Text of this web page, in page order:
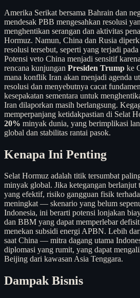
Amerika Serikat bersama Bahrain dan
mendesak PBB mengesahkan resolusi
menghentikan serangan dan aktivitas
Hormuz. Namun, China dan Rusia
resolusi tersebut, seperti yang terjadi
Potensi veto China menjadi sensitif
rencana kunjungan Presiden Trump ke
mana konflik Iran akan menjadi agenda
resolusi dan menyebutnya cacat
kesepakatan sementara untuk
Iran dilaporkan masih berlangsung.
memperpanjang ketidakpastian di Selat
20% minyak dunia, yang berimplikasi
global dan stabilitas rantai pasok.
Kenapa Ini Penting
Selat Hormuz adalah titik tersumbat
minyak global. Jika ketegangan berlanjut
yang efektif, risiko gangguan fisik
meningkat — skenario yang belum
Indonesia, ini berarti potensi lonjakan
dan BBM yang dapat memperlebar defisit
menekan subsidi energi APBN. Lebih
saat China — mitra dagang utama
diplomasi yang rumit, yang dapat
Beijing dari kawasan Asia Tenggara.
Dampak Bisnis